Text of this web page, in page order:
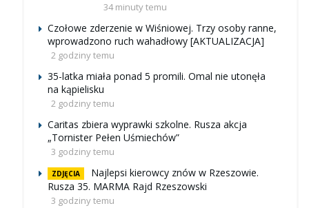
34 minuty temu
Czołowe zderzenie w Wiśniowej. Trzy osoby ranne,
wprowadzono ruch wahadłowy [AKTUALIZACJA]
2 godziny temu
35-latka miała ponad 5 promili. Omal nie utonęła
na kąpielisku
2 godziny temu
Caritas zbiera wyprawki szkolne. Rusza akcja
„Tornister Pełen Uśmiechów”
3 godziny temu
ZDJĘCIA
Najlepsi kierowcy znów w Rzeszowie.
Rusza 35. MARMA Rajd Rzeszowski
3 godziny temu